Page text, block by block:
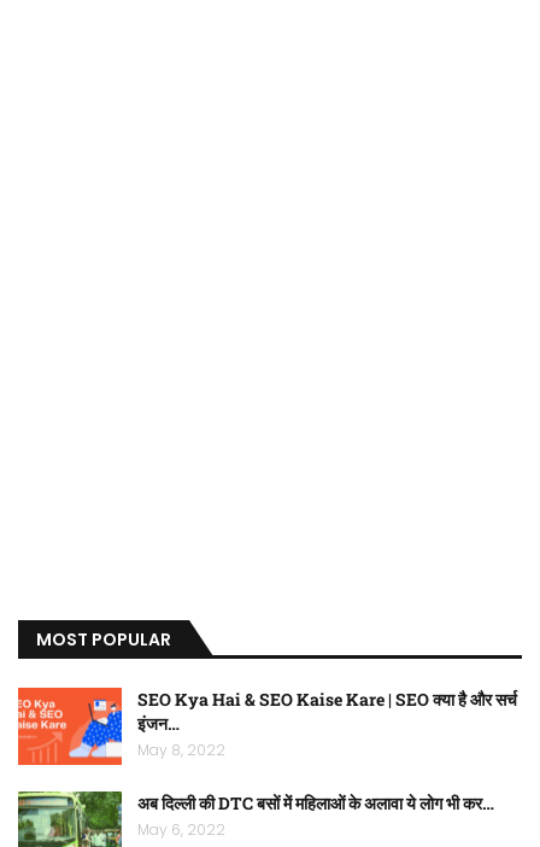
MOST POPULAR
SEO Kya Hai & SEO Kaise Kare | SEO क्या है और सर्च
इंजन…
May 8, 2022
अब दिल्ली की DTC बसों में महिलाओं के अलावा ये लोग भी कर…
May 6, 2022